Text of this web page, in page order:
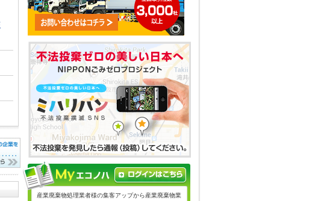
産業廃棄物処理業者様の集客アップから産業廃棄物業